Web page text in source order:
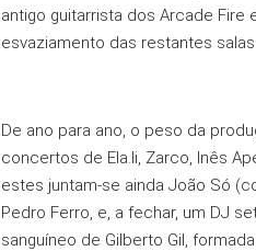
antigo guitarrista dos Arcade Fire
esvaziamento das restantes
De ano para ano, o peso da
concertos de Ela.li, Zarco, Inês
estes juntam-se ainda João Só
Pedro Ferro, e, a fechar, um DJ
sanguíneo de Gilberto Gil,